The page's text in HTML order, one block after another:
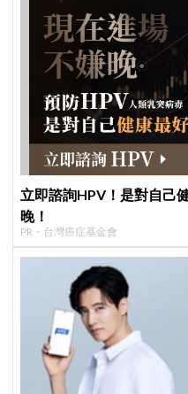
立即諮詢HPV！是對自己
晚！
PR・台灣癌症基金會